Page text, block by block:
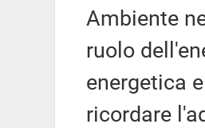
Ambiente
ruolo
energetica
ricordare